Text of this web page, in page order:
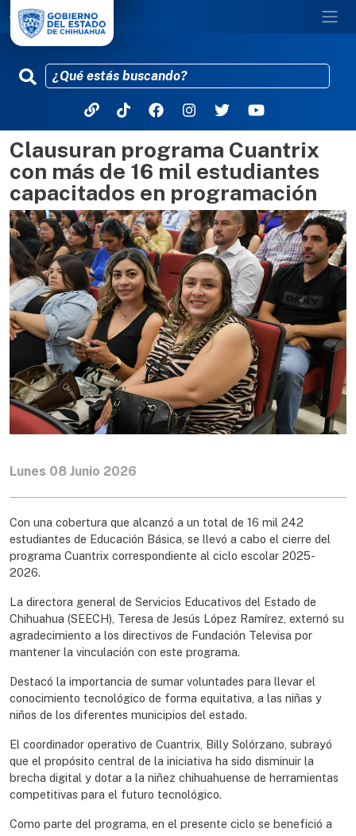
Pasar al contenido principal
Clausuran programa Cuantrix
con más de 16 mil estudiantes
capacitados en programación
Lunes 08 Junio 2026
Con una cobertura que alcanzó a un total de 16 mil 242
estudiantes de Educación Básica, se llevó a cabo el cierre del
programa Cuantrix correspondiente al ciclo escolar 2025-
2026.
La directora general de Servicios Educativos del Estado de
Chihuahua (SEECH), Teresa de Jesús López Ramírez, externó su
agradecimiento a los directivos de Fundación Televisa por
mantener la vinculación con este programa.
Destacó la importancia de sumar voluntades para llevar el
conocimiento tecnológico de forma equitativa, a las niñas y
niños de los diferentes municipios del estado.
El coordinador operativo de Cuantrix, Billy Solórzano, subrayó
que el propósito central de la iniciativa ha sido disminuir la
brecha digital y dotar a la niñez chihuahuense de herramientas
competitivas para el futuro tecnológico.
Como parte del programa, en el presente ciclo se benefició a